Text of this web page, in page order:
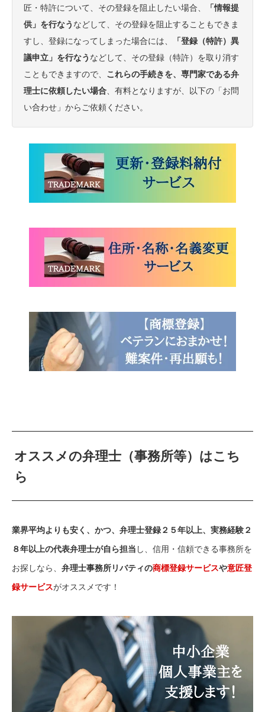
匠・特許について、その登録を阻止したい場合、
「情報提
供」を行なう などして、その登録を阻止することもできま
すし、登録になってしまった場合には、
「登録（特許）異
議申立」を行なう などして、その登録（特許）を取り消す
こともできますので、 これらの手続きを、専門家である弁
理士に依頼したい場合 、有料となりますが、以下の「お問
い合わせ」からご依頼ください。
オススメの弁理士（事務所等）はこち
ら
業界平均よりも安く、かつ、弁理士登録２５年以上、実務経験２
８年以上の代表弁理士が自ら担当 し、信用・信頼できる事務所を
お探しなら、 弁理士事務所リバティの商標登録サービスや意匠登
録サービスがオススメです！